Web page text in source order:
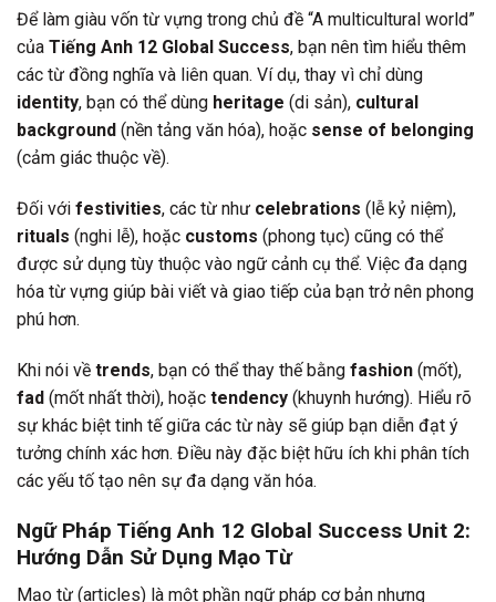
Để làm giàu vốn từ vựng trong chủ đề “A multicultural world”
của Tiếng Anh 12 Global Success, bạn nên tìm hiểu thêm
các từ đồng nghĩa và liên quan. Ví dụ, thay vì chỉ dùng
identity, bạn có thể dùng heritage (di sản), cultural
background (nền tảng văn hóa), hoặc sense of belonging
(cảm giác thuộc về).
Đối với festivities, các từ như celebrations (lễ kỷ niệm),
rituals (nghi lễ), hoặc customs (phong tục) cũng có thể
được sử dụng tùy thuộc vào ngữ cảnh cụ thể. Việc đa dạng
hóa từ vựng giúp bài viết và giao tiếp của bạn trở nên phong
phú hơn.
Khi nói về trends, bạn có thể thay thế bằng fashion (mốt),
fad (mốt nhất thời), hoặc tendency (khuynh hướng). Hiểu rõ
sự khác biệt tinh tế giữa các từ này sẽ giúp bạn diễn đạt ý
tưởng chính xác hơn. Điều này đặc biệt hữu ích khi phân tích
các yếu tố tạo nên sự đa dạng văn hóa.
Ngữ Pháp Tiếng Anh 12 Global Success Unit 2:
Hướng Dẫn Sử Dụng Mạo Từ
Mạo từ (articles) là một phần ngữ pháp cơ bản nhưng